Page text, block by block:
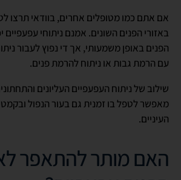
אם אתם כמו מטופלים אחרים, בוודאי תרצו
באזורי הפנים השונים. אמנם ניתוחי עפעפיים
הפנים באופן משמעותי, אך די נפוץ לעבור
עם הרמת גבות או ניתוח להרמת פנים.
שילוב של ניתוח העפעפיים העליונים
מאפשר לטפל בו זמנית גם בעור הנפול
העיניים.
האם מותר להתאפר